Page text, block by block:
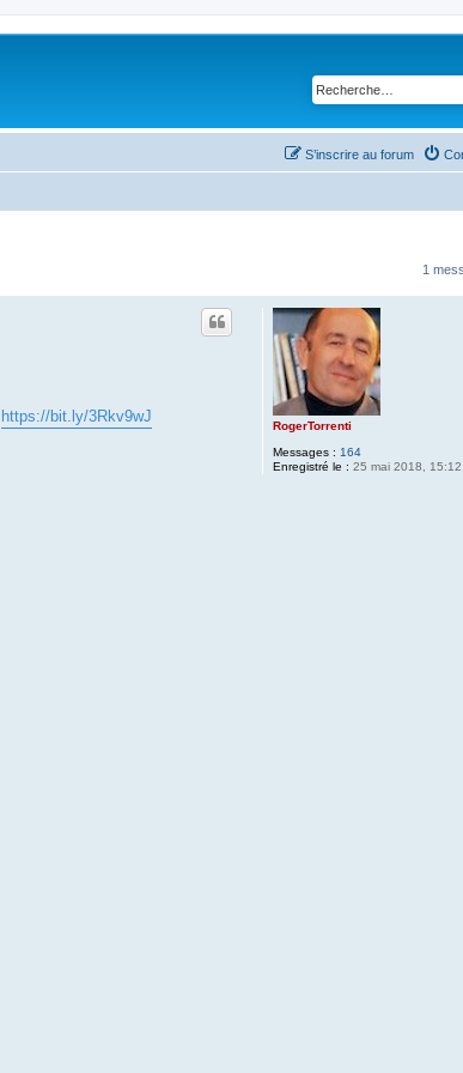
S’inscrire au forum
1
RogerTorrenti
Messages : 164
Enregistré le : 25 mai 2018, 15:12
https://bit.ly/3Rkv9wJ